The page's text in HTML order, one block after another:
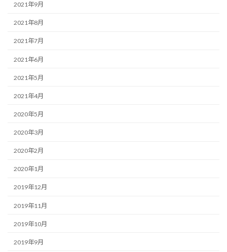
2021年9月
2021年8月
2021年7月
2021年6月
2021年5月
2021年4月
2020年5月
2020年3月
2020年2月
2020年1月
2019年12月
2019年11月
2019年10月
2019年9月